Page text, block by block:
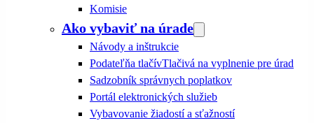
Komisie
Ako vybaviť na úrade
Návody a inštrukcie
Podateľňa tlačívTlačivá na vyplnenie pre úrad
Sadzobník správnych poplatkov
Portál elektronických služieb
Vybavovanie žiadostí a sťažností